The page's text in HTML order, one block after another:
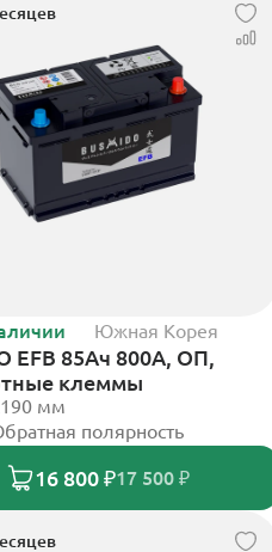
Южная Корея
EFB 85Ач 800А, ОП,
клеммы
мм
полярность
16 800 ₽17 500 ₽